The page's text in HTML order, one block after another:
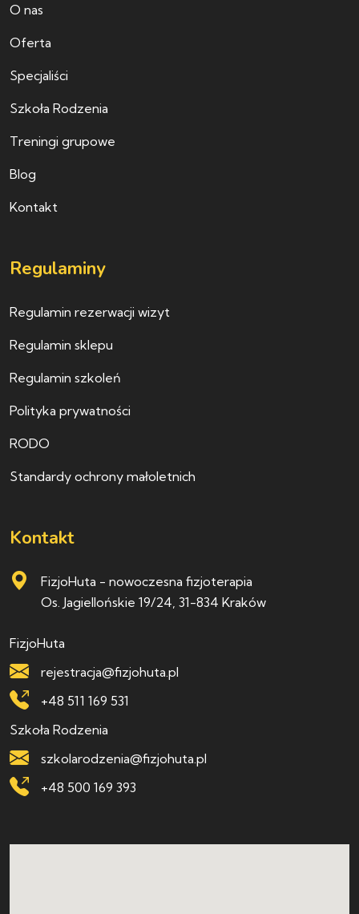
O nas
Oferta
Specjaliści
Szkoła Rodzenia
Treningi grupowe
Blog
Kontakt
Regulaminy
Regulamin rezerwacji wizyt
Regulamin sklepu
Regulamin szkoleń
Polityka prywatności
RODO
Standardy ochrony małoletnich
Kontakt
FizjoHuta - nowoczesna fizjoterapia
Os. Jagiellońskie 19/24, 31-834 Kraków
FizjoHuta
rejestracja@fizjohuta.pl
+48 511 169 531
Szkoła Rodzenia
szkolarodzenia@fizjohuta.pl
+48 500 169 393